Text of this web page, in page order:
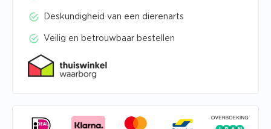
Deskundigheid van een dierenarts
Veilig en betrouwbaar bestellen